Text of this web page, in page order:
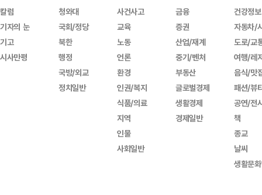
칼럼
기자의 눈
기고
시사만평
청와대
국회/정당
북한
행정
국방/외교
정치일반
사건사고
교육
노동
언론
환경
인권/복지
식품/의료
지역
인물
사회일반
금융
증권
산업/재계
중기/벤처
부동산
글로벌경제
생활경제
경제일반
건강정보
자동차/
도로/교
여행/레
음식/맛
패션/뷰
공연/전
책
종교
날씨
생활문